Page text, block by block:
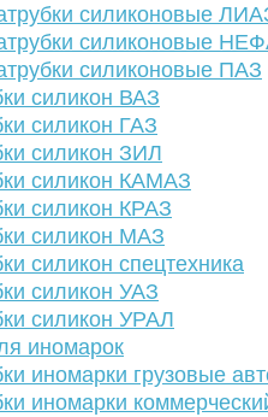
силиконовые
силиконовые
силиконовые ПАЗ
силикон ВАЗ
силикон ГАЗ
силикон ЗИЛ
силикон КАМАЗ
силикон КРАЗ
силикон МАЗ
силикон спецтехника
силикон УАЗ
силикон УРАЛ
иномарок
иномарки грузовые
иномарки